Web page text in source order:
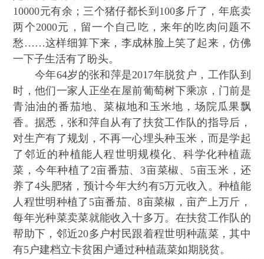
10000元有余；三个猪仔都长到100多斤了，年底卖
两个2000元，留一个自己吃，来年的吃肉问题不
愁……这样细算下来，李成林脸上笑了起来，仿佛
一下子生活有了盼头。
今年64岁的张和萍是2017年脱贫户，工作队到
时，他们一家人正坐在屋前葡萄树下乘凉，门前是
青油油的番茄地、菜椒地和玉米地，场院瓜果飘
香。据悉，张和萍自从有了扶贫工作队的指导后，
对生产有了规划，不再一心埋头种玉米，而是学起
了邻近的种植能人程世明规模化、科学化种植蔬
菜，今年种植了2亩番茄、3亩菜椒、5亩玉米，还
养了4头肥猪，预计今年大约有5万元收入。种植能
人程世明种植了5亩番茄、8亩菜椒，亩产上万斤，
每年光种菜卖菜就能收入十多万。在扶贫工作队的
帮助下，邻近20多户村民跟着程世明种蔬菜，其中
有5户建档立卡贫困户通过种植蔬菜如期脱贫。